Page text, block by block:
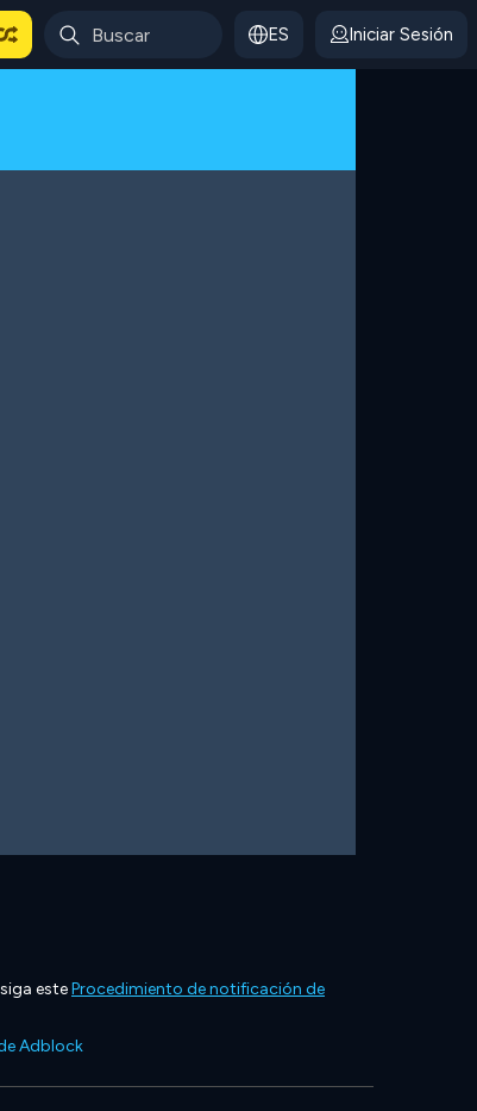
ES Iniciar Sesión
esteProcedimiento de notificación de
Adblock